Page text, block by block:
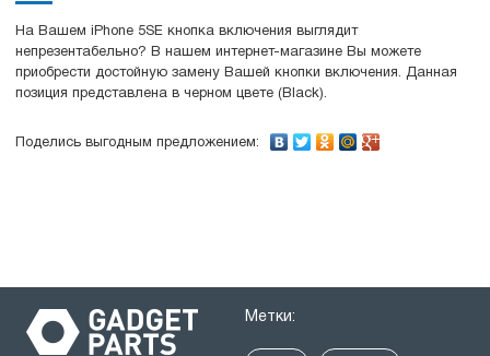
На Вашем iPhone 5SE кнопка включения выглядит
непрезентабельно? В нашем интернет-магазине Вы можете
приобрести достойную замену Вашей кнопки включения. Данная
позиция представлена в черном цвете (Black).
Поделись выгодным предложением:
Метки: